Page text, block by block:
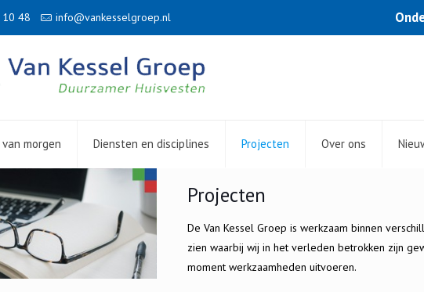
48 info@vankesselgroep.nl
morgen Diensten en disciplines Projecten Over ons
Projecten
De Van Kessel Groep is werkzaam binnen
zien waarbij wij in het verleden betrokken zijn
moment werkzaamheden uitvoeren.